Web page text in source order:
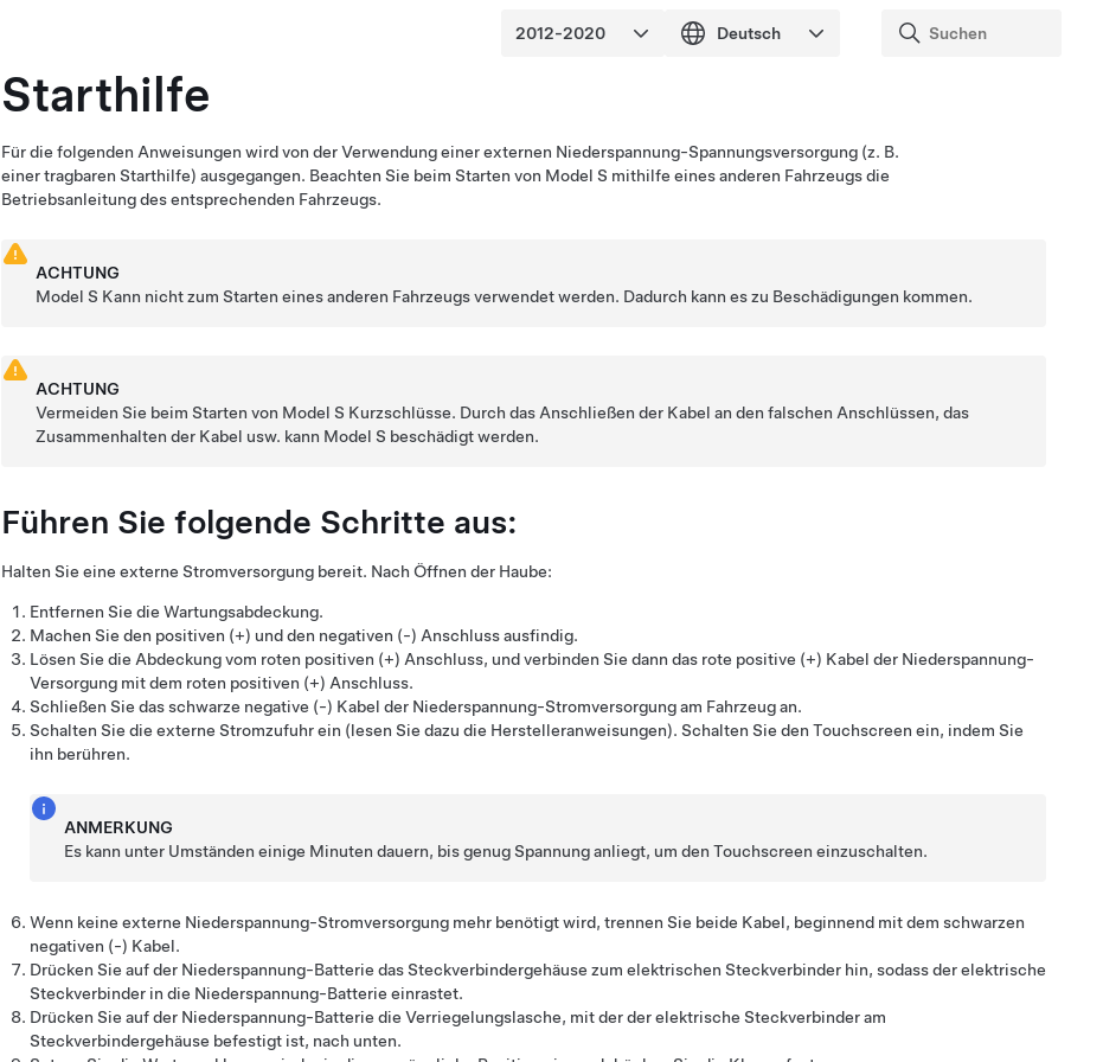
Starthilfe
Für die folgenden Anweisungen wird von der Verwendung einer externen Niederspannung-Spannungsversorgung (z. B.
einer tragbaren Starthilfe) ausgegangen. Beachten Sie beim Starten von Model S mithilfe eines anderen Fahrzeugs die
Betriebsanleitung des entsprechenden Fahrzeugs.
ACHTUNG
Model S Kann nicht zum Starten eines anderen Fahrzeugs verwendet werden. Dadurch kann es zu Beschädigungen kommen.
ACHTUNG
Vermeiden Sie beim Starten von Model S Kurzschlüsse. Durch das Anschließen der Kabel an den falschen Anschlüssen, das
Zusammenhalten der Kabel usw. kann Model S beschädigt werden.
Führen Sie folgende Schritte aus:
Halten Sie eine externe Stromversorgung bereit. Nach Öffnen der Haube:
Entfernen Sie die Wartungsabdeckung.
Machen Sie den positiven (+) und den negativen (-) Anschluss ausfindig.
Lösen Sie die Abdeckung vom roten positiven (+) Anschluss, und verbinden Sie dann das rote positive (+) Kabel der Niederspannung-
Versorgung mit dem roten positiven (+) Anschluss.
Schließen Sie das schwarze negative (-) Kabel der Niederspannung-Stromversorgung am Fahrzeug an.
Schalten Sie die externe Stromzufuhr ein (lesen Sie dazu die Herstelleranweisungen). Schalten Sie den Touchscreen ein, indem Sie
ihn berühren.
ANMERKUNG
Es kann unter Umständen einige Minuten dauern, bis genug Spannung anliegt, um den Touchscreen einzuschalten.
Wenn keine externe Niederspannung-Stromversorgung mehr benötigt wird, trennen Sie beide Kabel, beginnend mit dem schwarzen
negativen (-) Kabel.
Drücken Sie auf der Niederspannung-Batterie das Steckverbindergehäuse zum elektrischen Steckverbinder hin, sodass der elektrische
Steckverbinder in die Niederspannung-Batterie einrastet.
Drücken Sie auf der Niederspannung-Batterie die Verriegelungslasche, mit der der elektrische Steckverbinder am
Steckverbindergehäuse befestigt ist, nach unten.